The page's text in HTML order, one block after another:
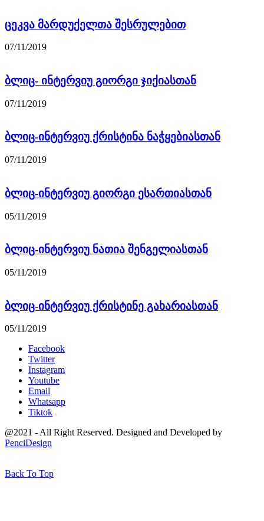
ცეკვა მარდუქელთა შესრულებით
07/11/2019
ბლიც- ინტერვიუ გიორგი ჯიქიასთან
07/11/2019
ბლიც-ინტერვიუ ქრისტინა ნაჭყებიასთან
07/11/2019
ბლიც-ინტერვიუ გიორგი ესართიასთან
05/11/2019
ბლიც-ინტერვიუ ნათია შენგელიასთან
05/11/2019
ბლიც-ინტერვიუ ქრისტინე გახარიასთან
05/11/2019
Facebook
Twitter
Instagram
Youtube
Email
Whatsapp
Tiktok
@2021 - All Right Reserved. Designed and Developed by
PenciDesign
Back To Top